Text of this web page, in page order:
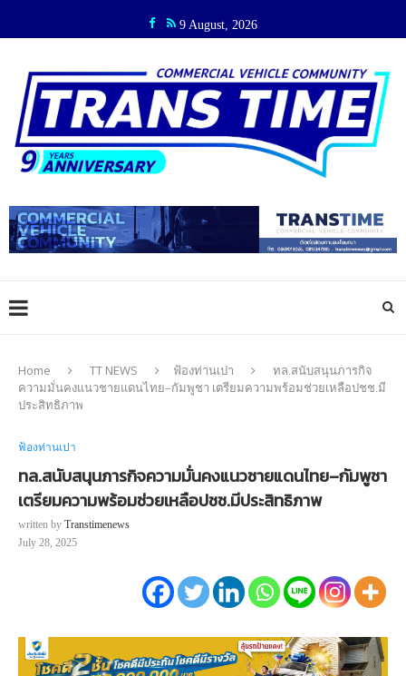
9 August, 2026
Home TT NEWS ฟ้องท่านเปา
ทล.สนับสนุนภารกิจ
ความมั่นคงแนวชายแดนไทย–กัมพูชา เตรียมความพร้อมช่วยเหลือปชช.มี
ประสิทธิภาพ
ฟ้องท่านเปา
ทล.สนับสนุนภารกิจความมั่นคงแนวชายแดนไทย–กัมพูชา
เตรียมความพร้อมช่วยเหลือปชช.มีประสิทธิภาพ
written by Transtimenews
July 28, 2025